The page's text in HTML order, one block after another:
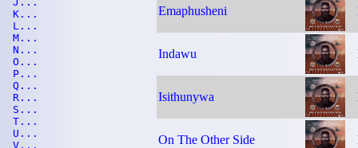
Emaphusheni
Indawu
Isithunywa
On The Other Side
K...
L...
M...
N...
O...
P...
Q...
R...
S...
T...
U...
V...